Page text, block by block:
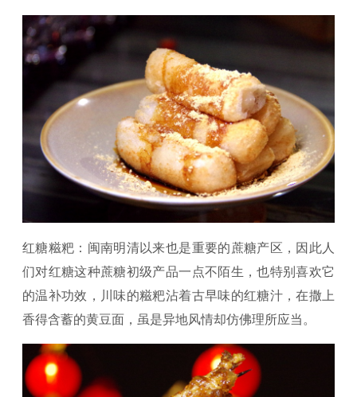
红糖糍粑：闽南明清以来也是重要的蔗糖产区，因此人
们对红糖这种蔗糖初级产品一点不陌生，也特别喜欢它
的温补功效，川味的糍粑沾着古早味的红糖汁，在撒上
香得含蓄的黄豆面，虽是异地风情却仿佛理所应当。